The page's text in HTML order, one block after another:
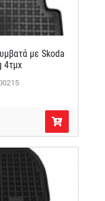
με Skoda
4τμχ